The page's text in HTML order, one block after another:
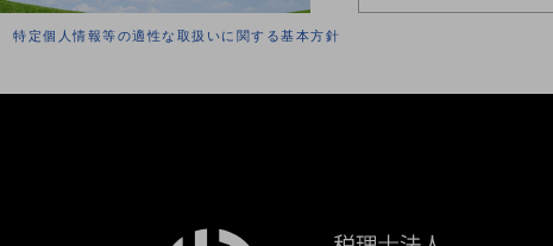
特定個人情報等の適性な取扱いに関する基本方針